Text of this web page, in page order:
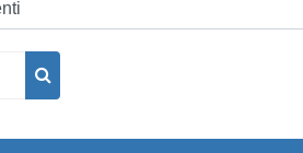
Пошук курсів